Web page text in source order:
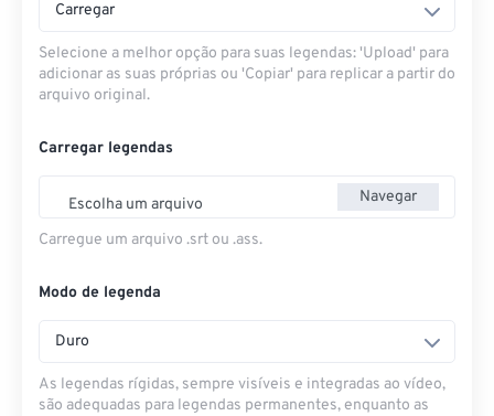
Carregar
Selecione a melhor opção para suas legendas: 'Upload' para
adicionar as suas próprias ou 'Copiar' para replicar a partir do
arquivo original.
Carregar legendas
Escolha um arquivo Navegar
Carregue um arquivo .srt ou .ass.
Modo de legenda
Duro
As legendas rígidas, sempre visíveis e integradas ao vídeo,
são adequadas para legendas permanentes, enquanto as